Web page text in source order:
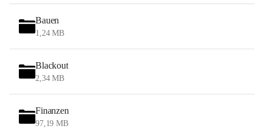
Bauen
1,24 MB
Blackout
2,34 MB
Finanzen
97,19 MB